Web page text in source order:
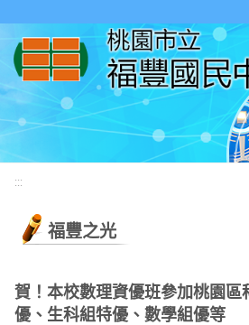
:::
福豐之光
賀！本校數理資優班參加桃園區
優、生科組特優、數學組優等